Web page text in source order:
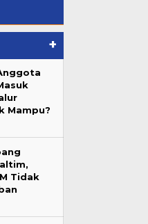
+
Mampu?
Tidak